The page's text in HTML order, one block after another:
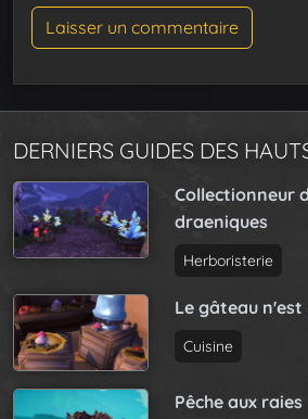
DERNIERS GUIDES DES
Collectionneur
draeniques
Herboristerie
Le gâteau
Cuisine
Pêche aux raies